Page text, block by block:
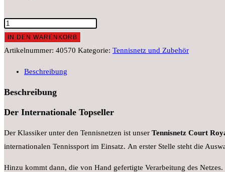
Tennisnetz
Court
RoyalTN
Menge
IN DEN WARENKORB
Artikelnummer: 40570 Kategorie: Tennisnetz und Zubehör
Beschreibung
Beschreibung
Der Internationale Topseller
Der Klassiker unter den Tennisnetzen ist unser Tennisnetz Court
internationalen Tennissport im Einsatz. An erster Stelle steht die
Hinzu kommt dann, die von Hand gefertigte Verarbeitung des